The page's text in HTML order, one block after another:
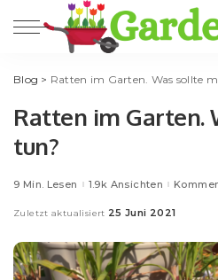
Blog > Ratten im Garten. Was sollte
Ratten im Garten.
tun?
9 Min. Lesen 1.9k Ansichten
Zuletzt aktualisiert 25 Juni 2021